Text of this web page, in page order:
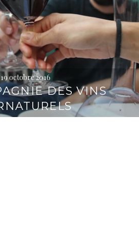
19 octobre 2016
DES VINS